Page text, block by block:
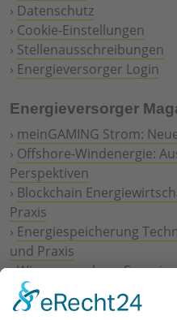
› Datenschutz
› Cookie-Einstellungen
› Stellenausschreibungen
› Energieversorger Login
Energieversorger
› meinGAMING Strom:
› Offshore-Windenergie:
Perspektiven
› Blockchain
Praxis
› Energiespeicherung
und Praxis
›Wie erneuerbare
Digitalisierung
Prozesse